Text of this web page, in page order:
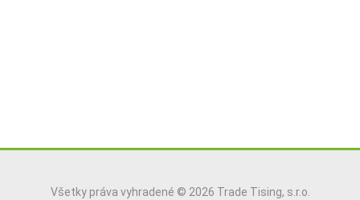
Všetky práva vyhradené © 2026 Trade Tising, s.r.o.